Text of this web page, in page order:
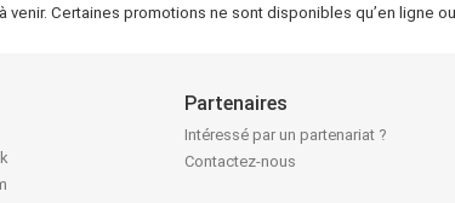
Certaines promotions ne sont disponibles qu’en ligne
Partenaires
Intéressé par un partenariat ?
Contactez-nous